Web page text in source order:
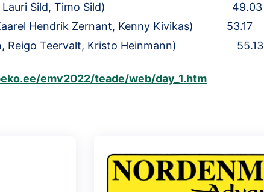
Lauri Sild, Timo Sild) 49.03
Kaarel Hendrik Zernant, Kenny Kivikas) 53.17
Reigo Teervalt, Kristo Heinmann) 55.13
emv2022/teade/web/day_1.htm